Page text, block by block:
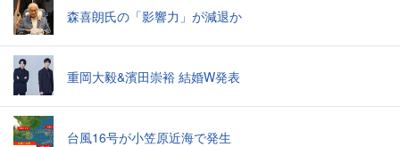
森喜朗氏の「影響力」が減退か
重岡大毅&濱田崇裕 結婚W発表
台風16号が小笠原近海で発生